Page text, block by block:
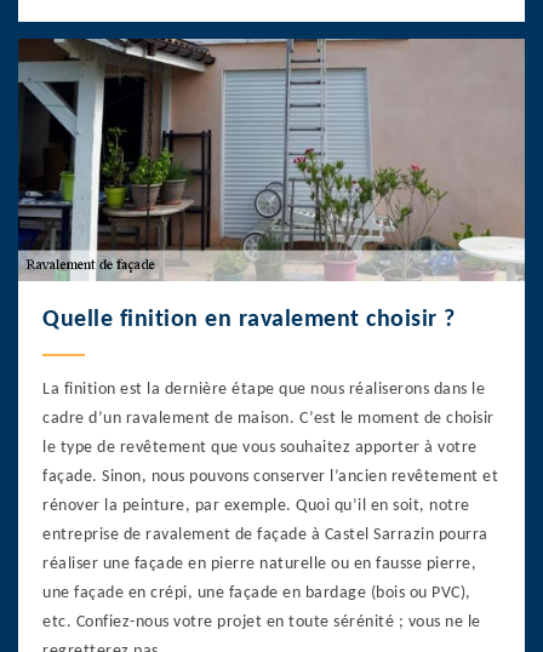
Quelle finition en ravalement choisir ?
La finition est la dernière étape que nous réaliserons dans le
cadre d’un ravalement de maison. C’est le moment de choisir
le type de revêtement que vous souhaitez apporter à votre
façade. Sinon, nous pouvons conserver l’ancien revêtement et
rénover la peinture, par exemple. Quoi qu’il en soit, notre
entreprise de ravalement de façade à Castel Sarrazin pourra
réaliser une façade en pierre naturelle ou en fausse pierre,
une façade en crépi, une façade en bardage (bois ou PVC),
etc. Confiez-nous votre projet en toute sérénité ; vous ne le